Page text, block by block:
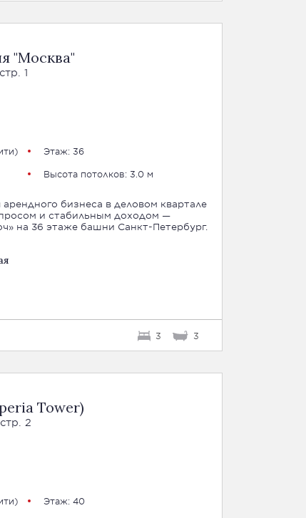
"Москва"
1
)
Этаж: 36
Высота потолков: 3.0 м
бизнеса в деловом квартале
и стабильным доходом —
на 36 этаже башни Санкт-Петербург.
3 3
Tower)
2
)
Этаж: 40